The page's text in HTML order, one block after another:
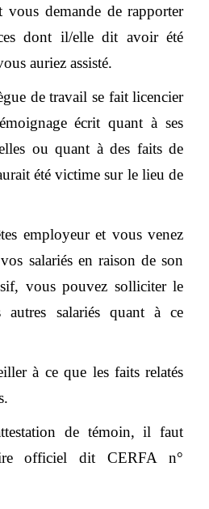
vous demande de rapporter
dont il/elle dit avoir été
auriez assisté.
de travail se fait licencier
écrit quant à ses
ou quant à des faits de
été victime sur le lieu de
employeur et vous venez
salariés en raison de son
vous pouvez solliciter le
autres salariés quant à ce
à ce que les faits relatés
de témoin, il faut
officiel dit CERFA n°